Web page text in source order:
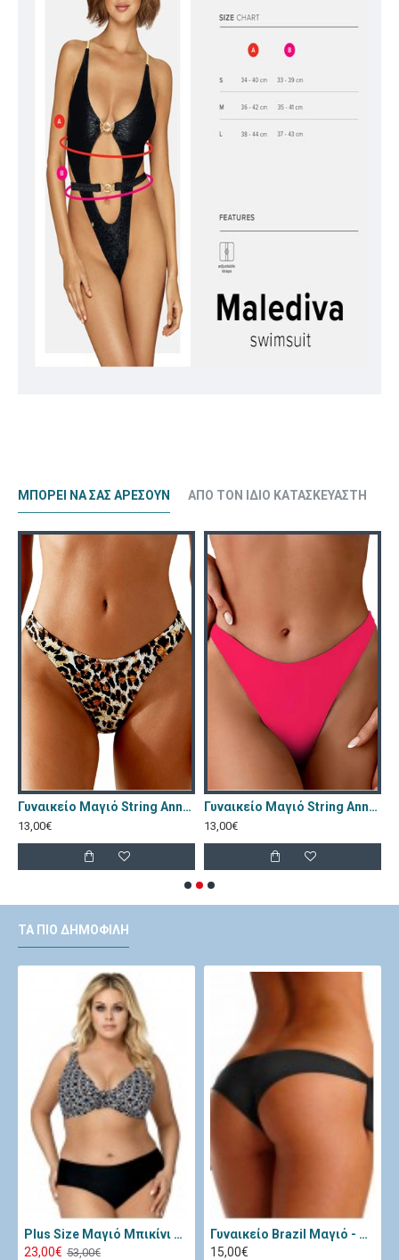
ΜΠΟΡΕΊ ΝΑ ΣΑΣ ΑΡΈΣΟΥΝ ΑΠΌ ΤΟΝ ΊΔΙΟ ΚΑΤΑΣΚΕΥΑΣΤΉ
Γυναικείο Μαγιό String Annamu Λεοπαρ A-1157
13,00€
Γυναικείο Μαγιό String Annamu Καρπουζί A-1158
13,00€
ΤΑ ΠΙΟ ΔΗΜΟΦΙΛΉ
Plus Size Μαγιό Μπικίνι Lorin Μαύρο Λευκό L-3065
23,00€ 53,00€
Γυναικείο Brazil Μαγιό - Katia Μαύρο 11334-Black
15,00€